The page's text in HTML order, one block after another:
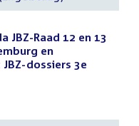
JBZ-Raad 12 en 13
en
dossiers 3e